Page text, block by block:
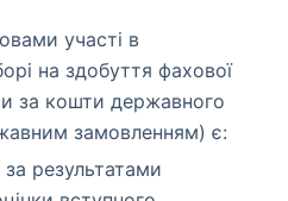
участі в
на здобуття фахової
за кошти державного
замовленням) є:
результатами